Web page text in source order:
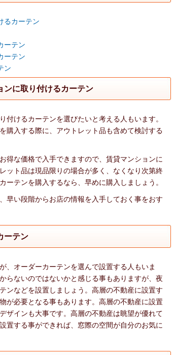
るカーテン
ーテン
ーテン
ン
ンに取り付けるカーテン
付けるカーテンを選びたいと考える人もいます。
購入する際に、アウトレット品も含めて検討する
得な価格で入手できますので、賃貸マンションに
ット品は現品限りの場合が多く、なくなり次第終
テンを購入するなら、早めに購入しましょう。
早い段階からお店の情報を入手しておく事をおす
ーテン
、オーダーカーテンを選んで設置する人もいま
らないのではないかと感じる事もありますが、夜
ンなどを設置しましょう。高層の不動産に設置す
が必要となる事もあります。高層の不動産に設置
ザインも大事です。高層の不動産は眺望が優れて
置する事ができれば、窓際の空間が自分のお気に